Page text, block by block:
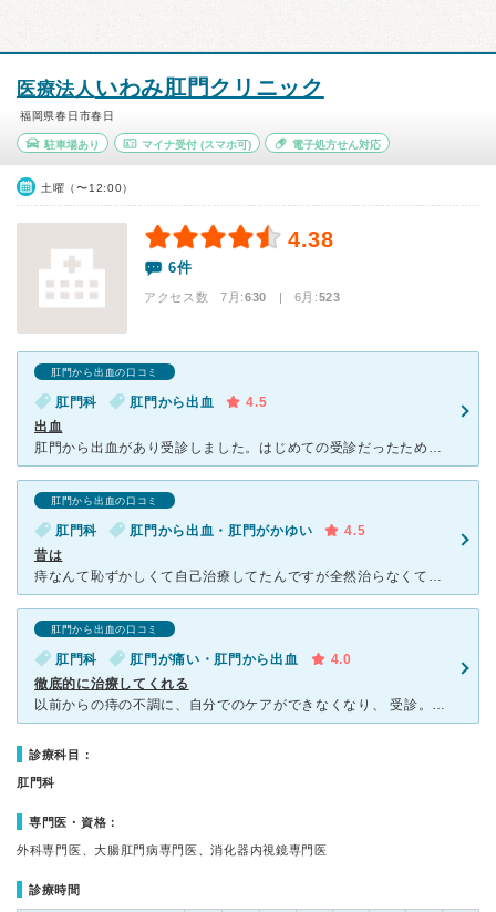
医療法人いわみ肛門クリニック
福岡県春日市春日
駐車場あり マイナ受付(スマホ可) 電子処方せん対応
土曜（〜12:00）
4.38
6件
アクセス数 7月:630 | 6月:523
肛門から出血の口コミ
肛門科 肛門から出血
4.5
出血
肛門から出血があり受診しました。はじめての受診だったため緊張しましたが、診察で患部を見せる時もテキパキとしていて他の部分は見えないような配慮があり、ありがたかったです。 軟膏を処方していただき、今は
肛門から出血の口コミ
肛門科 肛門から出血・肛門がかゆい
4.5
昔は
痔なんて恥ずかしくて自己治療してたんですが全然治らなくて母親に連れて行ってもらったのがきっかけです。何ヶ月か通院してたんですが思い切って手術をしました。1週間程入院しました。先生は1人なのでいつも忙し
肛門から出血の口コミ
肛門科 肛門が痛い・肛門から出血
4.0
徹底的に治療してくれる
以前からの痔の不調に、自分でのケアができなくなり、 受診。日帰り手術を受けました。 手術前の検査、説明など丁寧であり、 その後の治療も しっかりしてくれたので、 今は、痔の不調から解放されて快
診療科目：
肛門科
専門医・資格：
外科専門医、大腸肛門病専門医、消化器内視鏡専門医
診療時間